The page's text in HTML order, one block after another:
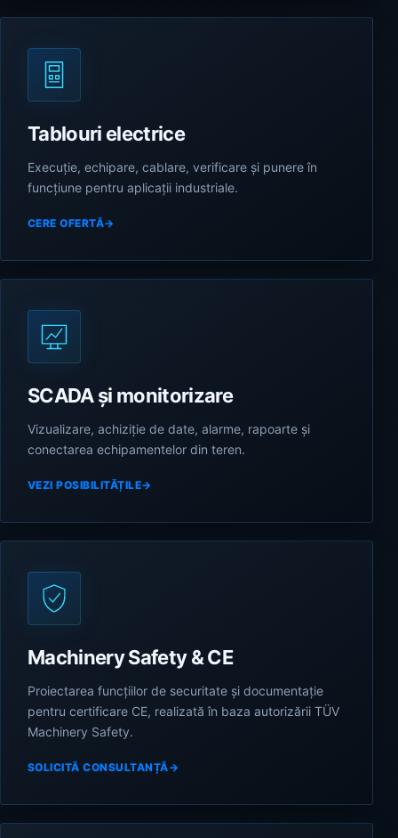
Tablouri electrice
Execuție, echipare, cablare, verificare și punere în
funcțiune pentru aplicații industriale.
CERE OFERTĂ→
SCADA și monitorizare
Vizualizare, achiziție de date, alarme, rapoarte și
conectarea echipamentelor din teren.
VEZI POSIBILITĂȚILE→
Machinery Safety & CE
Proiectarea funcțiilor de securitate și documentație
pentru certificare CE, realizată în baza autorizării TÜV
Machinery Safety.
SOLICITĂ CONSULTANȚĂ→